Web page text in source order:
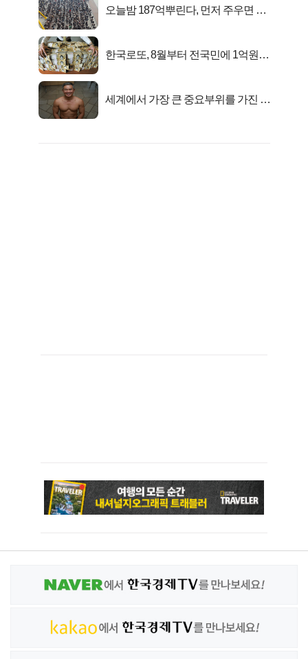
오늘밤 187억뿌린다, 먼저 주우면 최
한국로또, 8월부터 전국민에 1억원씩
세계에서 가장 큰 중요부위를 가진 남